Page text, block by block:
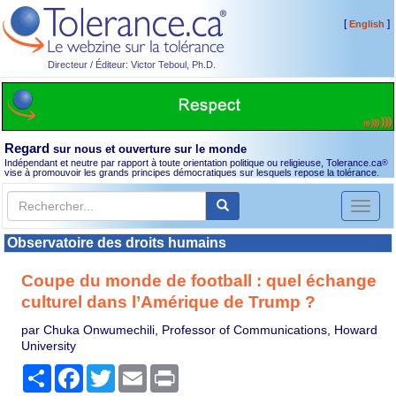
Directeur / Éditeur: Victor Teboul, Ph.D.
[English ]
Regard sur nous et ouverture sur le monde
Indépendant et neutre par rapport à toute orientation politique ou religieuse, Tolerance.ca®
vise à promouvoir les grands principes démocratiques sur lesquels repose la tolérance.
Toggle
Observatoire des droits humains
Coupe du monde de football : quel échange
culturel dans l’Amérique de Trump ?
par Chuka Onwumechili, Professor of Communications, Howard
University
PartagerFacebook
TwitterEmail